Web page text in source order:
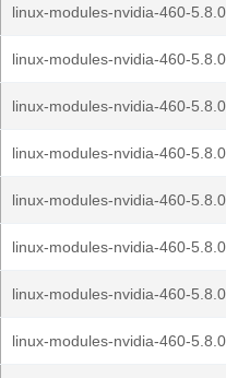
linux-modules-nvidia-460-
linux-modules-nvidia-460-
linux-modules-nvidia-460-
linux-modules-nvidia-460-
linux-modules-nvidia-460-
linux-modules-nvidia-460-
linux-modules-nvidia-460-
linux-modules-nvidia-460-